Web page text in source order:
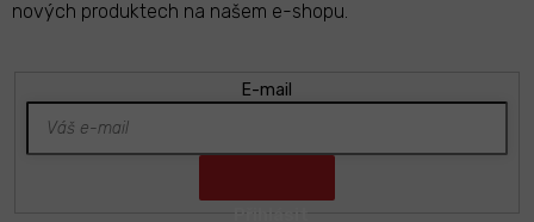
nových produktech na našem e-shopu.
E-mail